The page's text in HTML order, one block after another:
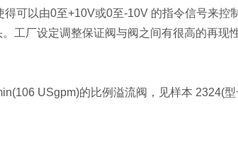
可以由0至+10V或0至-10V 的指令信号来
工厂设定调整保证阀与阀之间有很高的再现性
USgpm)的比例溢流阀，见样本 2324(